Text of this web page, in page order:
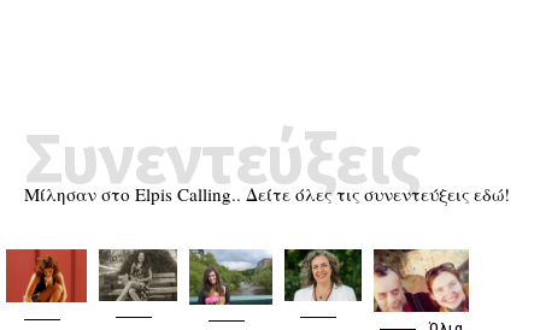
Μίλησαν στο Elpis Calling.. Δείτε όλες τις συνεντεύξεις εδώ!
Συνεντεύξεις